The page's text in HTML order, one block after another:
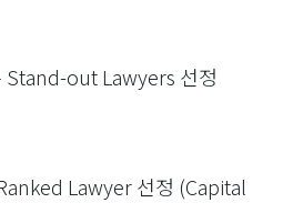
out Lawyers 선정
Lawyer 선정 (Capital